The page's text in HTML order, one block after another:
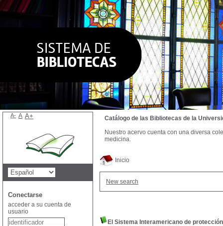
Inicio
New search
El Sistema Interamericano de
Catálogo de las Bibliotecas de la
Nuestro acervo cuenta con una diversa
medicina.
A- A A+
Conectarse
acceder a su cuenta de
usuario